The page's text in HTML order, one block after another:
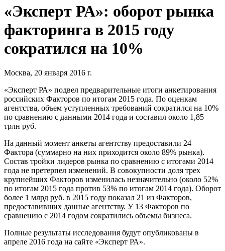
«Эксперт РА»: оборот рынка
факторинга в 2015 году
сократился на 10%
Москва, 20 января 2016 г.
«Эксперт РА» подвел предварительные итоги анкетирования
российских Факторов по итогам 2015 года. По оценкам
агентства, объем уступленных требований сократился на 10%
по сравнению с данными 2014 года и составил около 1,85
трлн руб.
На данный момент анкеты агентству предоставили 24
Фактора (суммарно на них приходится около 89% рынка).
Состав тройки лидеров рынка по сравнению с итогами 2014
года не претерпел изменений. В совокупности доля трех
крупнейших Факторов изменилась незначительно (около 52%
по итогам 2015 года против 53% по итогам 2014 года). Оборот
более 1 млрд руб. в 2015 году показал 21 из Факторов,
предоставивших данные агентству. У 13 Факторов по
сравнению с 2014 годом сократились объемы бизнеса.
Полные результаты исследования будут опубликованы в
апреле 2016 года на сайте «Эксперт РА».